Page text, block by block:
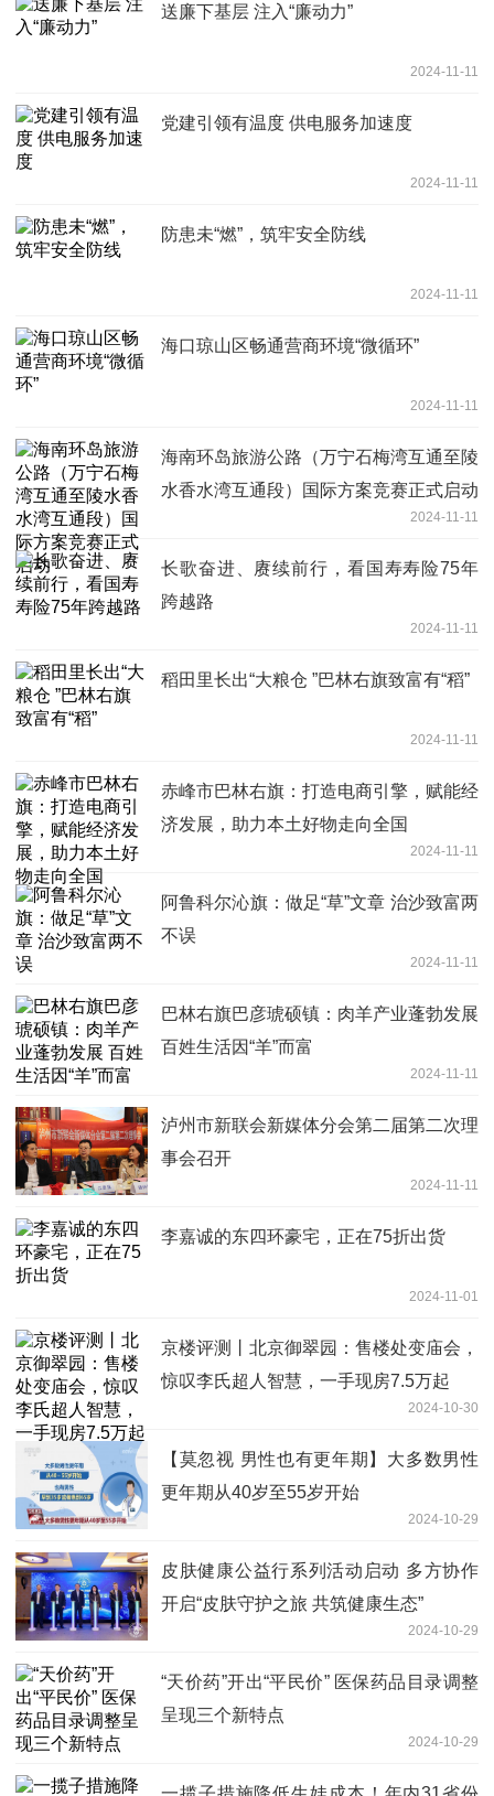
送廉下基层 注入“廉动力”
2024-11-11
党建引领有温度 供电服务加速度
2024-11-11
防患未“燃”，筑牢安全防线
2024-11-11
海口琼山区畅通营商环境“微循环”
2024-11-11
海南环岛旅游公路（万宁石梅湾互通至陵
水香水湾互通段）国际方案竞赛正式启动
2024-11-11
长歌奋进、赓续前行，看国寿寿险75年
跨越路
2024-11-11
稻田里长出“大粮仓 ”巴林右旗致富有“稻”
2024-11-11
赤峰市巴林右旗：打造电商引擎，赋能经
济发展，助力本土好物走向全国
2024-11-11
阿鲁科尔沁旗：做足“草”文章 治沙致富两
不误
2024-11-11
巴林右旗巴彦琥硕镇：肉羊产业蓬勃发展
百姓生活因“羊”而富
2024-11-11
泸州市新联会新媒体分会第二届第二次理
事会召开
2024-11-11
李嘉诚的东四环豪宅，正在75折出货
2024-11-01
京楼评测丨北京御翠园：售楼处变庙会，
惊叹李氏超人智慧，一手现房7.5万起
2024-10-30
【莫忽视 男性也有更年期】大多数男性
更年期从40岁至55岁开始
2024-10-29
皮肤健康公益行系列活动启动 多方协作
开启“皮肤守护之旅 共筑健康生态”
2024-10-29
“天价药”开出“平民价” 医保药品目录调整
呈现三个新特点
2024-10-29